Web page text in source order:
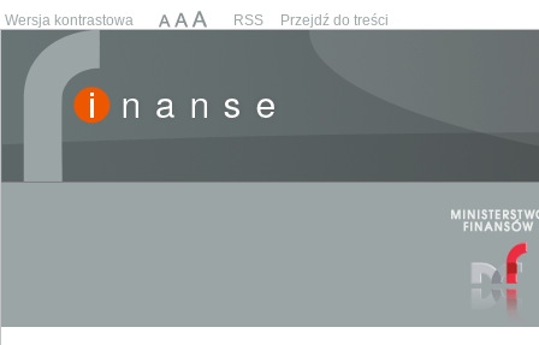
Wersja kontrastowa RSS Przejdź do treści